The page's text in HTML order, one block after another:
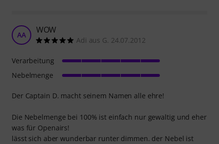
AA WOW
Adi aus G. 24.07.2012
Der Captain D. macht seinem Namen alle ehre!
Die Nebelmenge bei 100% ist einfach nur gewaltig und eher
was für Openairs!
lässt sich aber wunderbar runter dimmen. der Nebel ist
Verarbeitung
Nebelmenge